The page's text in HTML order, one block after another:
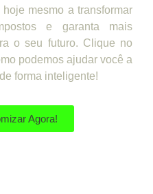
mesmo a transformar
e garanta mais
o seu futuro. Clique no
podemos ajudar você a
forma inteligente!
Agora!